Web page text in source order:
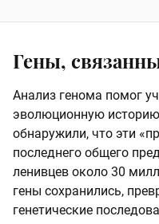
Гены,
Анализ генома помог
эволюционную
обнаружили, что эти
последнего общего
ленивцев около 30
гены сохранились,
генетические